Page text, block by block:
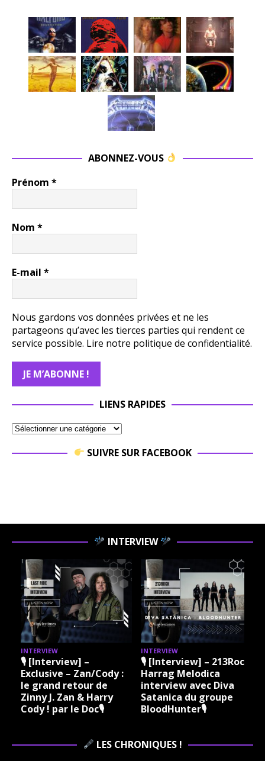
ABONNEZ-VOUS
Prénom *
Nom *
E-mail *
Nous gardons vos données privées et ne les
partageons qu’avec les tierces parties qui rendent ce
service possible. Lire notre politique de confidentialité.
LIENS RAPIDES
SUIVRE SUR FACEBOOK
INTERVIEW
INTERVIEW
🎙 [Interview] –
Exclusive – Zan/Cody :
le grand retour de
Zinny J. Zan & Harry
Cody ! par le Doc🎙
INTERVIEW
🎙 [Interview] – 213Rock
Harrag Melodica
interview avec Diva
Satanica du groupe
BloodHunter🎙
LES CHRONIQUES !